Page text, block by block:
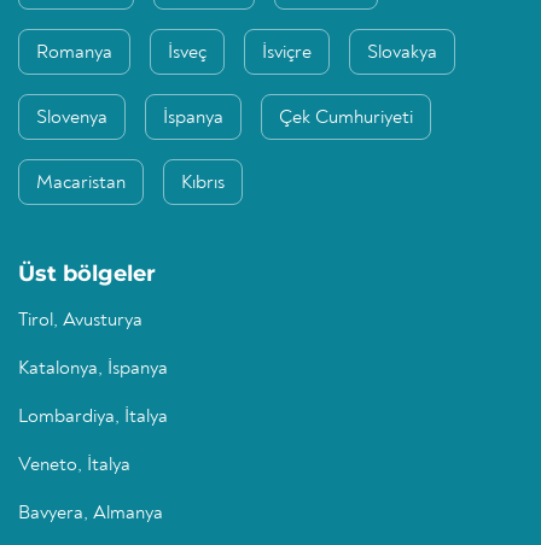
Romanya İsveç İsviçre Slovakya
Slovenya İspanya Çek Cumhuriyeti
Macaristan Kıbrıs
Üst bölgeler
Tirol, Avusturya
Katalonya, İspanya
Lombardiya, İtalya
Veneto, İtalya
Bavyera, Almanya